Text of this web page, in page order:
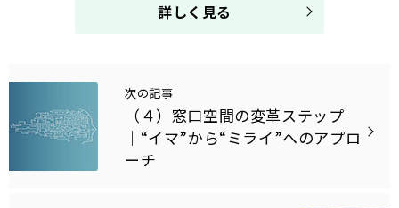
詳しく見る
次の記事
（４）窓口空間の変革ステップ
｜“イマ”から“ミライ”へのアプロ
ーチ